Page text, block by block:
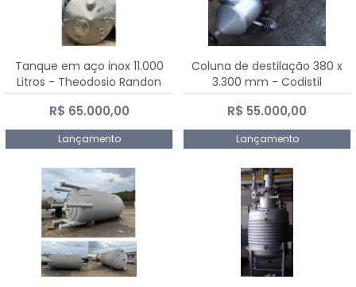
Tanque em aço inox 11.000
Litros - Theodosio Randon
R$ 65.000,00
Lançamento
Coluna de destilação 380 x
3.300 mm - Codistil
R$ 55.000,00
Lançamento